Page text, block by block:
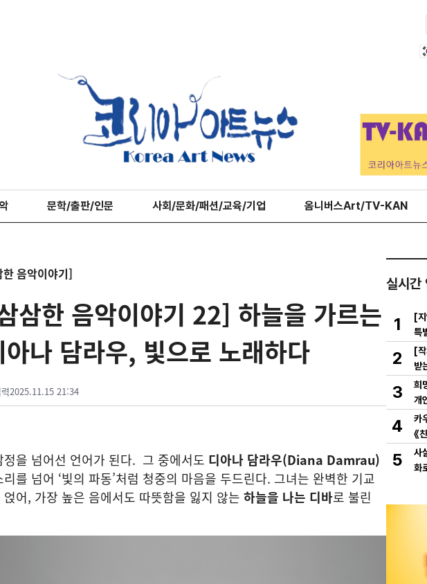
문학/출판/인문 사회/문화/패션/교육/기업 옴니버스Art/TV-KAN
음악이야기]
삼한 음악이야기 22] 하늘을 가르는
나 담라우, 빛으로 노래하다
2025.11.15 21:34
을 넘어선 언어가 된다. 그 중에서도 디아나 담라우(Diana Damrau)
를 넘어 ‘빛의 파동’처럼 청중의 마음을 두드린다. 그녀는 완벽한 기교
어, 가장 높은 음에서도 따뜻함을 잃지 않는 하늘을 나는 디바로 불린
실시간
1
[
특
만
2
[
받
3
희
개
4
카
《
K
5
사
화